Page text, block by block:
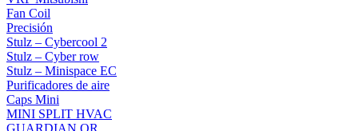
Fan Coil
Precisión
Stulz – Cybercool 2
Stulz – Cyber row
Stulz – Minispace EC
Purificadores de aire
Caps Mini
MINI SPLIT HVAC
GUARDIAN QR